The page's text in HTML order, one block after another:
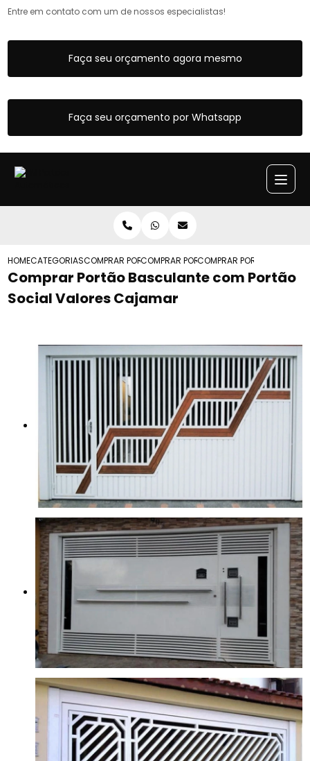
Entre em contato com um de nossos especialistas!
Faça seu orçamento agora mesmo
Faça seu orçamento por Whatsapp
HOMECATEGORIASCOMPRAR PORTAO BASCULANTE
COMPRAR PORTAO BASCULANTE
COMPRAR PORTAO
Comprar Portão Basculante com Portão
Social Valores Cajamar